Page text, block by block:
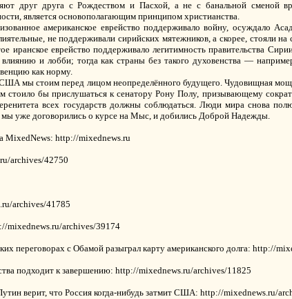
друг друга с Рождеством и Пасхой, а не с банальной сменой
является основополагающим принципом христианства.
американское еврейство поддерживало войну, осуждало
не поддерживали сирийских мятежников, а скорее, стояли
иранское еврейство поддерживало легитимность правительства
и лобби; тогда как страны без такого духовенства —
как норму.
мы стоим перед лицом неопределённого будущего. Чудовищная
стоило бы прислушаться к сенатору Рону Полу, призывающему
всех государств должны соблюдаться. Люди мира снова
мы уже договорились о курсе на Мыс, и добились Доброй Надежды.
MixedNews: http://mixednews.ru
archives/42750
archives/41785
mixednews.ru/archives/39174
переговорах с Обамой разыграл карту американского долга: http://
подходит к завершению: http://mixednews.ru/archives/11825
верит, что Россия когда-нибудь затмит США: http://mixednews.ru/